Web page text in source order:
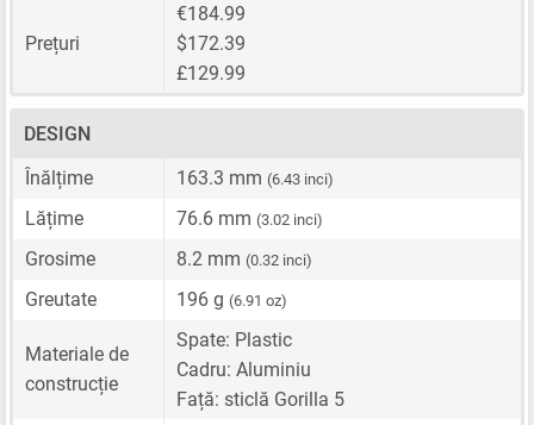
Prețuri
€184.99
$172.39
£129.99
DESIGN
Înălțime
163.3 mm (6.43 inci)
Lățime 76.6 mm (3.02 inci)
Grosime 8.2 mm (0.32 inci)
Greutate 196 g (6.91 oz)
Materiale de
construcție
Spate: Plastic
Cadru: Aluminiu
Față: sticlă Gorilla 5